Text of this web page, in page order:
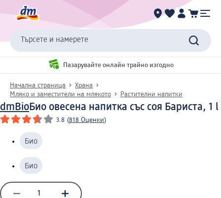
Търсете и намерете
Пазарувайте онлайн трайно изгодно
Начална страница
Храна
Мляко и заместители на млякото
Растителни напитки
dmBioБио овесена напитка със соя Бариста, 1 l
3.8 (818 Оценки)
Био
Био